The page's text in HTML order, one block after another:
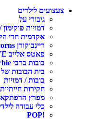
לילדים
גיבורי על
דמויות פוקימון / צעצועי POKEMON
אקדמית חדי הקרן
ריינבוקורן Rainbocorns
פאטס אלייב PETS ALIVE
בובות ברבי Barbie
בית הבובות של גבי GABBY'S DOLLHOUSE
בובות / דמויות
חקירות חייתיות
מפרץ הרפתקאות PAW PATROL
כלי עבודה לילדים